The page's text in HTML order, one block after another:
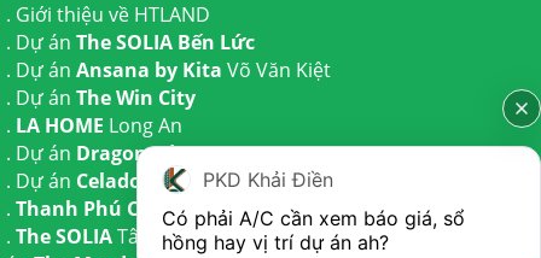
. Giới thiệu về HTLAND
. Dự án The SOLIA Bến Lức
. Dự án Ansana by Kita Võ Văn Kiệt
. Dự án The Win City
. LA HOME Long An
. Dự án Dragon Eden Long An
. Dự án Celadon City
Tân Phú
. Thanh Phú Centre PointBến Lức
. The SOLIATây Ninh | Dự ánThe AGULATrần Anh và Dự
PKD Khải Điền
Có phải A/C cần xem báo giá, sổ
hồng hay vị trí dự án ah?